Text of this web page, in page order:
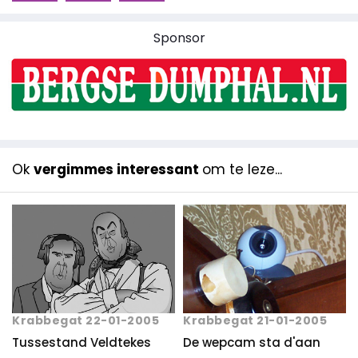
Sponsor
Ok vergimmes interessant om te leze...
Krabbegat 22-01-2005
Tussestand Veldtekes
Krabbegat 21-01-2005
De wepcam sta d'aan